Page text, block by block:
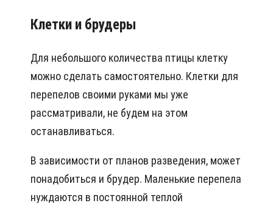
Клетки и брудеры
Для небольшого количества птицы клетку
можно сделать самостоятельно. Клетки для
перепелов своими руками мы уже
рассматривали, не будем на этом
останавливаться.
В зависимости от планов разведения, может
понадобиться и брудер. Маленькие перепела
нуждаются в постоянной теплой